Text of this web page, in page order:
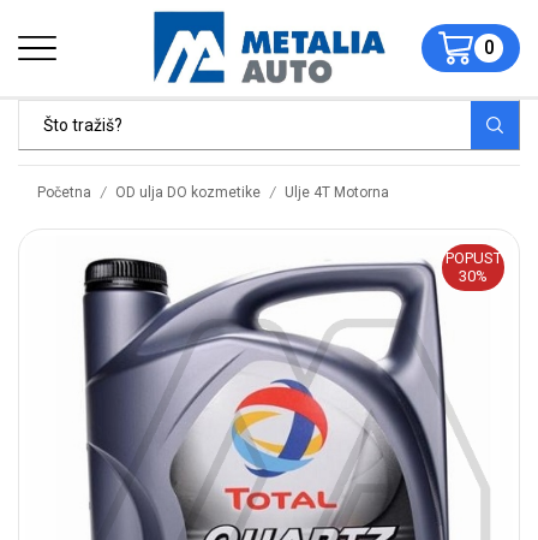
0
Početna / OD ulja DO kozmetike / Ulje 4T Motorna
POPUST
30%